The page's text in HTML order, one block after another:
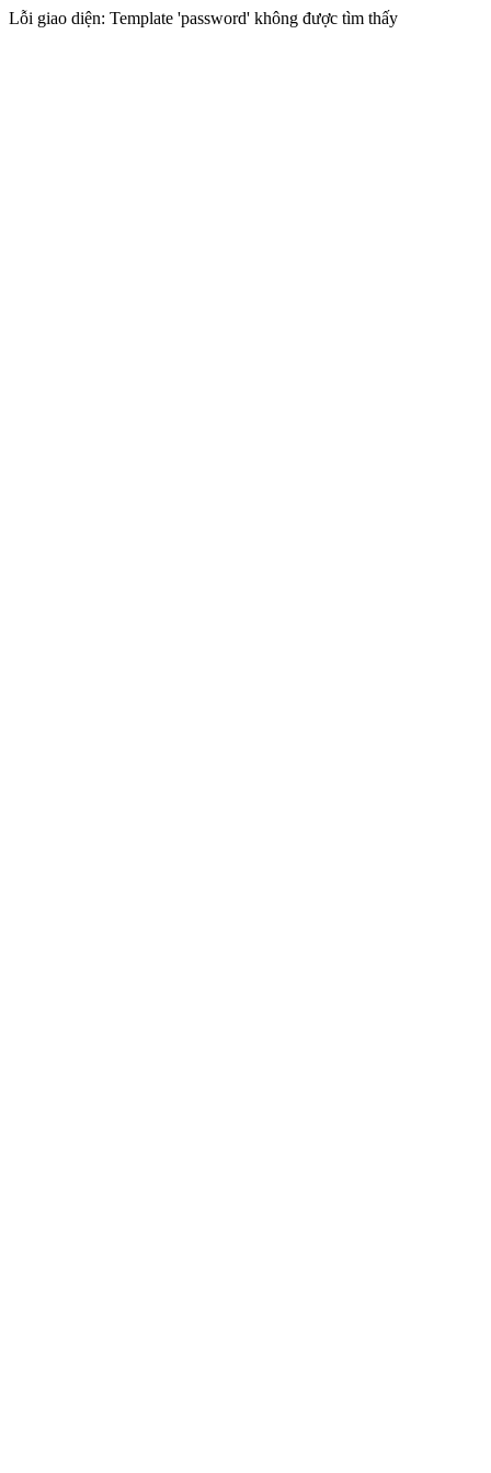
Lỗi giao diện: Template 'password' không được tìm thấy